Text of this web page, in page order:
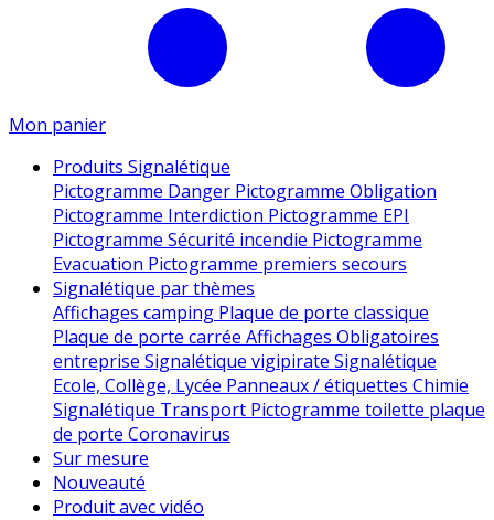
Mon panier
Produits Signalétique
Pictogramme Danger Pictogramme Obligation
Pictogramme Interdiction Pictogramme EPI
Pictogramme Sécurité incendie Pictogramme
Evacuation Pictogramme premiers secours
Signalétique par thèmes
Affichages camping Plaque de porte classique
Plaque de porte carrée Affichages Obligatoires
entreprise Signalétique vigipirate Signalétique
Ecole, Collège, Lycée Panneaux / étiquettes Chimie
Signalétique Transport Pictogramme toilette plaque
de porte Coronavirus
Sur mesure
Nouveauté
Produit avec vidéo